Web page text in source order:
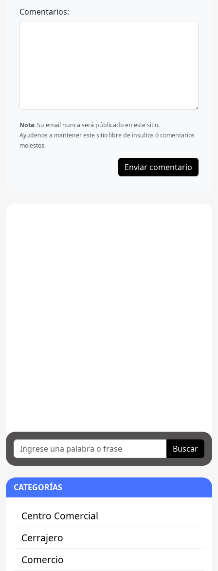
Comentarios:
Nota:Su email nunca será públicado en este sitio.
Ayudenos a mantener este sitio libre de insultos ó comentarios
molestos.
Enviar comentario
Buscar
CATEGORÍAS
Centro Comercial
Cerrajero
Comercio